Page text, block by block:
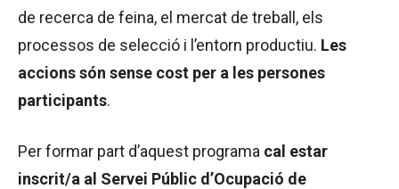
de recerca de feina, el mercat de treball, els
processos de selecció i l’entorn productiu. Les
accions són sense cost per a les persones
participants.
Per formar part d’aquest programa cal estar
inscrit/a al Servei Públic d’Ocupació de